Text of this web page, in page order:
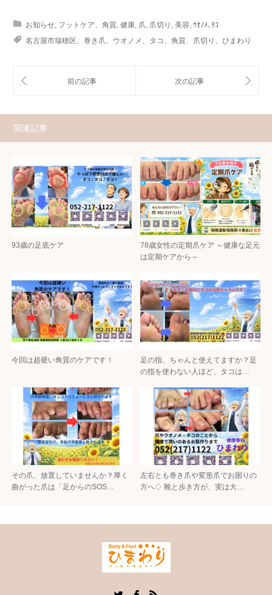
お知らせ フットケア、角質 健康 爪 爪切り 美容 ｳｵﾉﾒ､ﾀｺ
名古屋市瑞穂区、巻き爪、ウオノメ、タコ、角質、爪切り、ひまわり
関連記事
93歳の足底ケア
78歳女性の定期爪ケア ～健康な足元
は定期ケアから～
今回は超硬い角質のケアです！
足の指、ちゃんと使えてますか？足
の指を使わない人ほど、タコは…
その爪、放置していませんか？厚く
曲がった爪は「足からのSOS…
左右とも巻き爪や変形爪でお困りの
方へ♢ 靴と歩き方が、実は大…